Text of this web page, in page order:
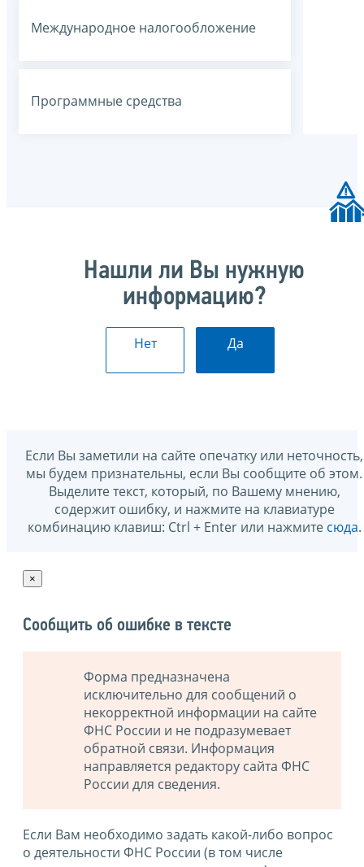
Международное налогообложение
Программные средства
Нашли ли Вы нужную
информацию?
Нет Да
Если Вы заметили на сайте опечатку или неточность,
мы будем признательны, если Вы сообщите об этом.
Выделите текст, который, по Вашему мнению,
содержит ошибку, и нажмите на клавиатуре
комбинацию клавиш: Ctrl + Enter или нажмите сюда.
×
Сообщить об ошибке в тексте
Форма предназначена
исключительно для сообщений о
некорректной информации на сайте
ФНС России и не подразумевает
обратной связи. Информация
направляется редактору сайта ФНС
России для сведения.
Если Вам необходимо задать какой-либо вопрос
о деятельности ФНС России (в том числе